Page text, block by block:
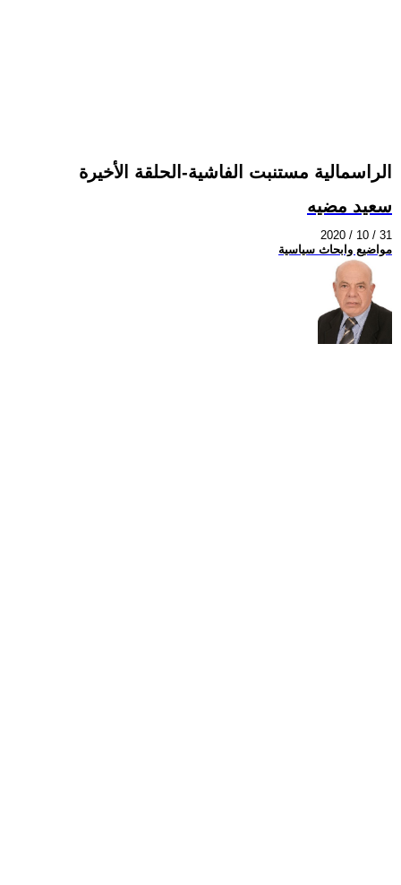
الراسمالية مستنبت الفاشية-الحلقة الأخيرة
سعيد مضيه
2020 / 10 / 31
مواضيع وابحاث سياسية